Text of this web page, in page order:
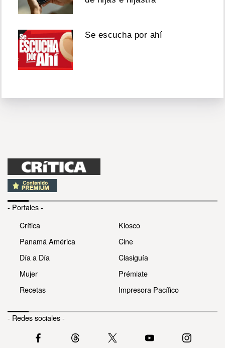
Se escucha por ahí
- Portales -
Crítica
Panamá América
Día a Día
Mujer
Recetas
Kiosco
Cine
Clasiguía
Prémiate
Impresora Pacífico
- Redes sociales -